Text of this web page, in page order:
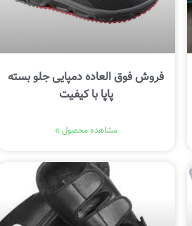
فروش فوق العاده دمپایی جلو بسته
پاپا با کیفیت
مشاهده محصول »